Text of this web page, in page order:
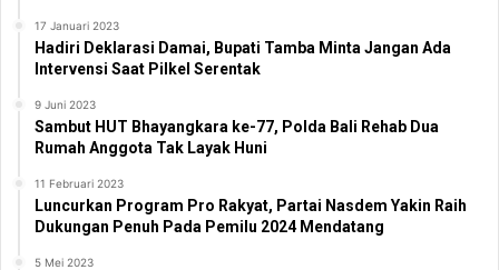
17 Januari 2023
Hadiri Deklarasi Damai, Bupati Tamba Minta Jangan Ada
Intervensi Saat Pilkel Serentak
9 Juni 2023
Sambut HUT Bhayangkara ke-77, Polda Bali Rehab Dua
Rumah Anggota Tak Layak Huni
11 Februari 2023
Luncurkan Program Pro Rakyat, Partai Nasdem Yakin Raih
Dukungan Penuh Pada Pemilu 2024 Mendatang
5 Mei 2023